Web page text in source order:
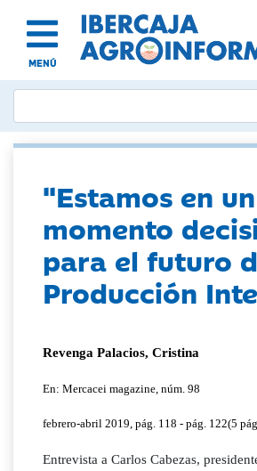
MENÚ
"Estamos en un
momento
para el futuro
Producción
Revenga Palacios, Cristina
En: Mercacei magazine, núm. 98
febrero-abril 2019, pág. 118 - pág. 122(5
Entrevista a Carlos Cabezas,